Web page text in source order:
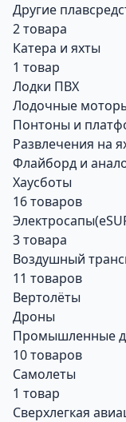
Другие
2 товара
Катера и яхты
1 товар
Лодки ПВХ
Лодочные
Понтоны и
Развлечения на
Флайборд и
Хаусботы
16 товаров
3 товара
Воздушный
11 товаров
Вертолёты
Дроны
Промышленные
10 товаров
Самолеты
1 товар
Сверхлегкая